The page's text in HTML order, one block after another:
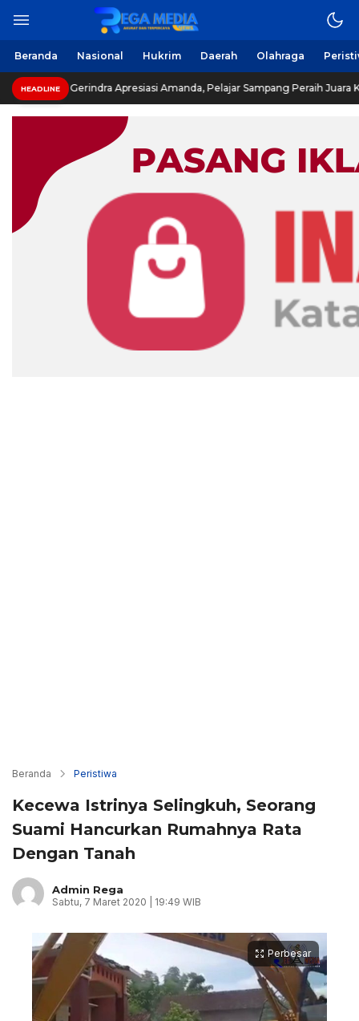
Beranda Nasional Hukrim Daerah Olahraga
HEADLINEApresiasi Amanda, Pelajar Sampang Peraih Juara KSPI
Beranda Peristiwa
Kecewa Istrinya Selingkuh, Seorang
Suami Hancurkan Rumahnya Rata
Dengan Tanah
Admin Rega
Sabtu, 7 Maret 2020 | 19:49 WIB
Perbesar